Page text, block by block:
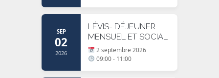
SEP
02
2026
LÉVIS- DÉJEUNER
MENSUEL ET SOCIAL
2 septembre 2026
09:00 - 11:00